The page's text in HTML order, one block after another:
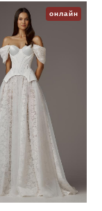
онлайн